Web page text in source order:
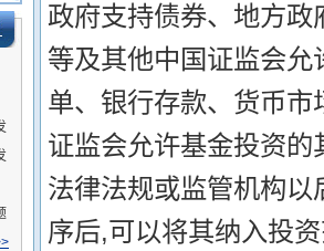
政府支持债券、地方
等及其他中国证监会
单、银行存款、货币
证监会允许基金投资
法律法规或监管机构
序后,可以将其纳入投